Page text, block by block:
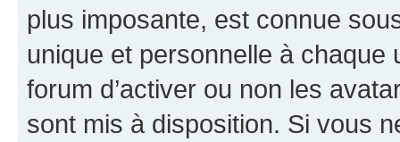
plus imposante, est connue
unique et personnelle à chaque
forum d’activer ou non les
sont mis à disposition. Si vous